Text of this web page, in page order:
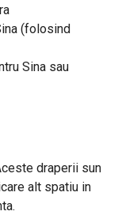
(folosind
Sina sau
draperii sun
alt spatiu in